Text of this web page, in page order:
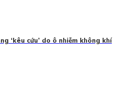
‘kêu cứu’ do ô nhiễm không khí